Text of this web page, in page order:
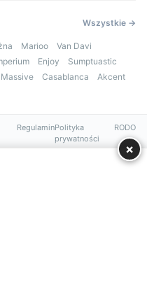
Wszystkie →
Marioo
Van Davi
Enjoy
Sumptuastic
Massive Casablanca
Akcent
RegulaminPolityka
prywatności
RODO
×